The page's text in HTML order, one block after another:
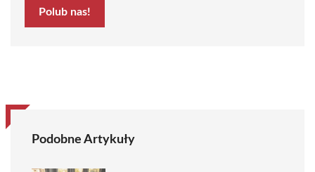
Polub nas!
Podobne Artykuły